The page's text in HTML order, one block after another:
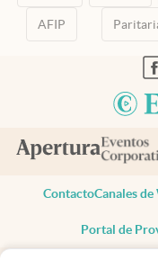
AFIP
ContactoCanales
Portal de